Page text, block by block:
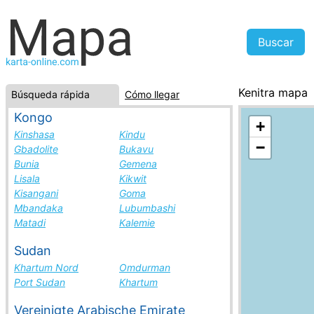
Búsqueda rápida Cómo llegar
Kongo
Kinshasa
Kindu
Gbadolite
Bukavu
Bunia
Gemena
Lisala
Kikwit
Kisangani
Goma
Mbandaka
Lubumbashi
Matadi
Kalemie
Sudan
Khartum Nord
Omdurman
Port Sudan
Khartum
Vereinigte Arabische Emirate
Kenitra mapa
Marruecos,
+
−